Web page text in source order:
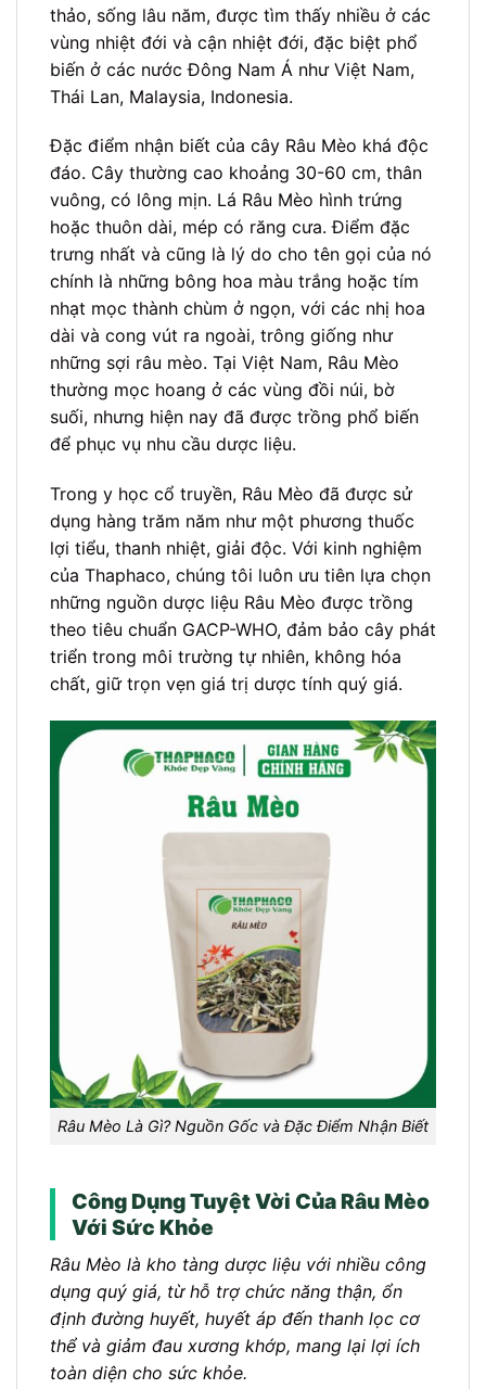
thảo, sống lâu năm, được tìm thấy nhiều ở các
vùng nhiệt đới và cận nhiệt đới, đặc biệt phổ
biến ở các nước Đông Nam Á như Việt Nam,
Thái Lan, Malaysia, Indonesia.
Đặc điểm nhận biết của cây Râu Mèo khá độc
đáo. Cây thường cao khoảng 30-60 cm, thân
vuông, có lông mịn. Lá Râu Mèo hình trứng
hoặc thuôn dài, mép có răng cưa. Điểm đặc
trưng nhất và cũng là lý do cho tên gọi của nó
chính là những bông hoa màu trắng hoặc tím
nhạt mọc thành chùm ở ngọn, với các nhị hoa
dài và cong vút ra ngoài, trông giống như
những sợi râu mèo. Tại Việt Nam, Râu Mèo
thường mọc hoang ở các vùng đồi núi, bờ
suối, nhưng hiện nay đã được trồng phổ biến
để phục vụ nhu cầu dược liệu.
Trong y học cổ truyền, Râu Mèo đã được sử
dụng hàng trăm năm như một phương thuốc
lợi tiểu, thanh nhiệt, giải độc. Với kinh nghiệm
của Thaphaco, chúng tôi luôn ưu tiên lựa chọn
những nguồn dược liệu Râu Mèo được trồng
theo tiêu chuẩn GACP-WHO, đảm bảo cây phát
triển trong môi trường tự nhiên, không hóa
chất, giữ trọn vẹn giá trị dược tính quý giá.
Râu Mèo Là Gì? Nguồn Gốc và Đặc Điểm Nhận Biết
Công Dụng Tuyệt Vời Của Râu Mèo
Với Sức Khỏe
Râu Mèo là kho tàng dược liệu với nhiều công
dụng quý giá, từ hỗ trợ chức năng thận, ổn
định đường huyết, huyết áp đến thanh lọc cơ
thể và giảm đau xương khớp, mang lại lợi ích
toàn diện cho sức khỏe.